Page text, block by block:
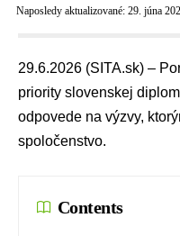
Naposledy aktualizované: 29. júna
29.6.2026 (SITA.sk) –
priority slovenskej
odpovede na výzvy,
spoločenstvo.
Contents